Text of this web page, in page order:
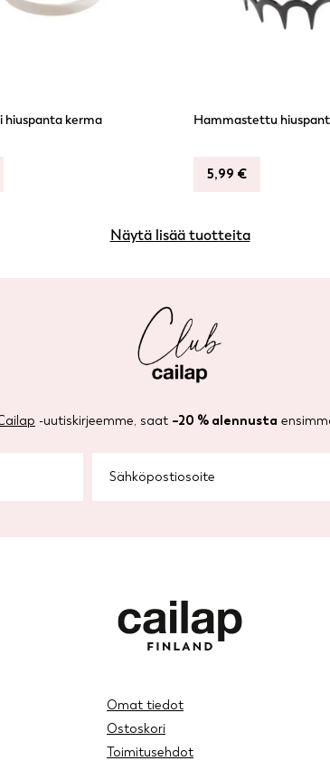
hiuspanta kerma Hammastettu
5,99 €
Näytä lisää tuotteita
-uutiskirjeemme, saat –20 % alennusta
Omat tiedot
Ostoskori
Toimitusehdot